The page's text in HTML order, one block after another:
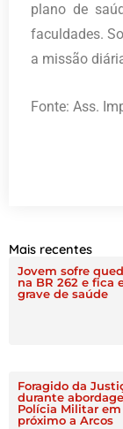
plano de
faculdades.
a missão
Fonte: Ass.
Mais recentes
Jovem sofre
na BR 262 e fica
grave de saúde
Foragido da
durante
Polícia Militar em
próximo a Arcos